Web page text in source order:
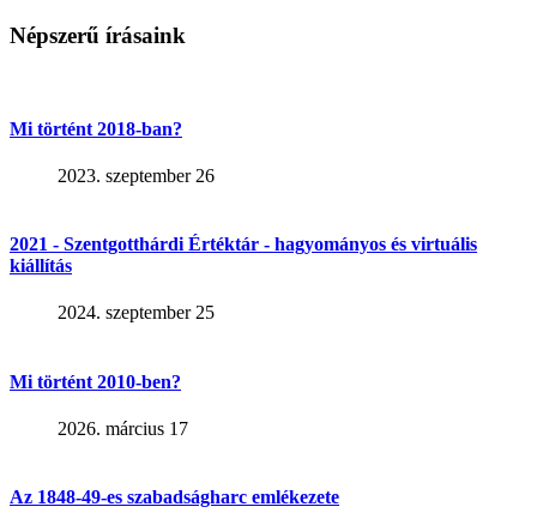
Népszerű írásaink
Mi történt 2018-ban?
2023. szeptember 26
2021 - Szentgotthárdi Értéktár - hagyományos és virtuális
kiállítás
2024. szeptember 25
Mi történt 2010-ben?
2026. március 17
Az 1848-49-es szabadságharc emlékezete